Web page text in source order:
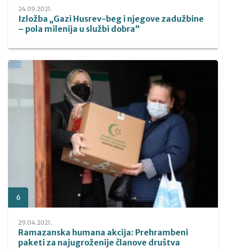
24.09.2021.
Izložba „Gazi Husrev-beg i njegove zadužbine
– pola milenija u službi dobra“
6
29.04.2021.
Ramazanska humana akcija: Prehrambeni
paketi za najugroženije članove društva